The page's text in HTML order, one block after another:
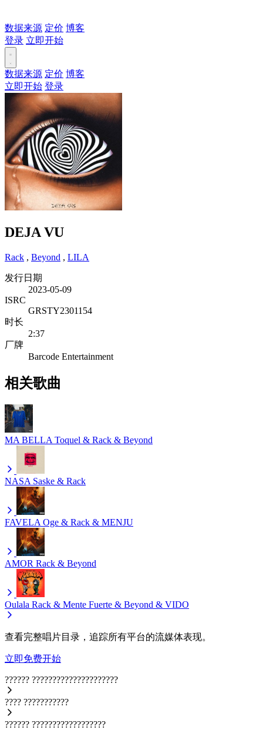
数据来源 定价 博客
登录 立即开始
数据来源 定价 博客
立即开始 登录
DEJA VU
Rack , Beyond , LILA
发行日期
2023-05-09
ISRC
GRSTY2301154
时长
2:37
厂牌
Barcode Entertainment
相关歌曲
MA BELLA Toquel & Rack & Beyond
NASA Saske & Rack
FAVELA Oge & Rack & MENJU
AMOR Rack & Beyond
Oulala Rack & Mente Fuerte & Beyond & VIDO
查看完整唱片目录，追踪所有平台的流媒体表现。
立即免费开始
?????? ?????????????????????
???? ???????????
?????? ??????????????????